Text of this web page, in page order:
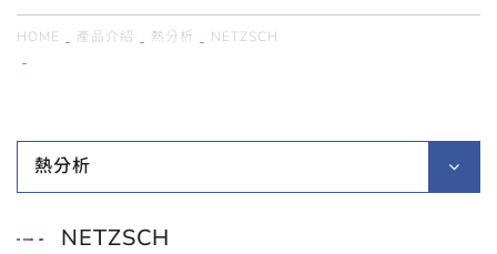
HOME 產品介紹 熱分析
NETZSCH
熱分析
NETZSCH